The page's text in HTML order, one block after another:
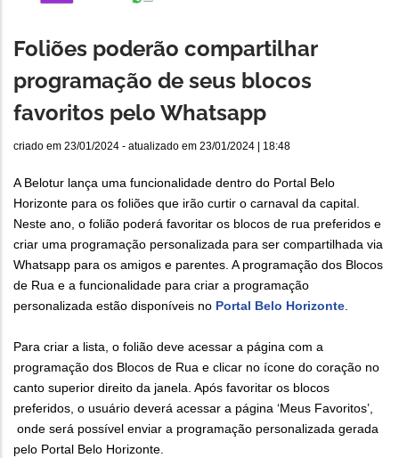
Foliões poderão compartilhar
programação de seus blocos
favoritos pelo Whatsapp
criado em 23/01/2024 - atualizado em 23/01/2024 | 18:48
A Belotur lança uma funcionalidade dentro do Portal Belo
Horizonte para os foliões que irão curtir o carnaval da capital.
Neste ano, o folião poderá favoritar os blocos de rua preferidos e
criar uma programação personalizada para ser compartilhada via
Whatsapp para os amigos e parentes. A programação dos Blocos
de Rua e a funcionalidade para criar a programação
personalizada estão disponíveis no Portal Belo Horizonte.
Para criar a lista, o folião deve acessar a página com a
programação dos Blocos de Rua e clicar no ícone do coração no
canto superior direito da janela. Após favoritar os blocos
preferidos, o usuário deverá acessar a página ‘Meus Favoritos’,
onde será possível enviar a programação personalizada gerada
pelo Portal Belo Horizonte.